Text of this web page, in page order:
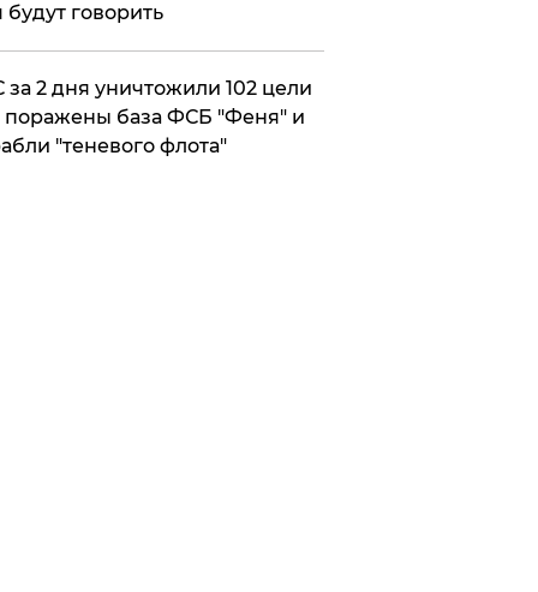
будут говорить
за 2 дня уничтожили 102 цели
база ФСБ "Феня" и
"теневого флота"